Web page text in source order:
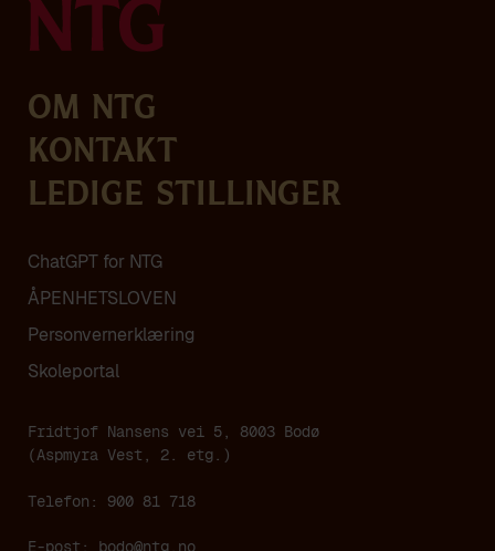
Om NTG
Kontakt
Ledige stillinger
ChatGPT for NTG
ÅPENHETSLOVEN
Personvern­erklæring
Skoleportal
Fridtjof Nansens vei 5, 8003 Bodø
(Aspmyra Vest, 2. etg.)
Telefon: 900 81 718
E-post: bodo@ntg.no